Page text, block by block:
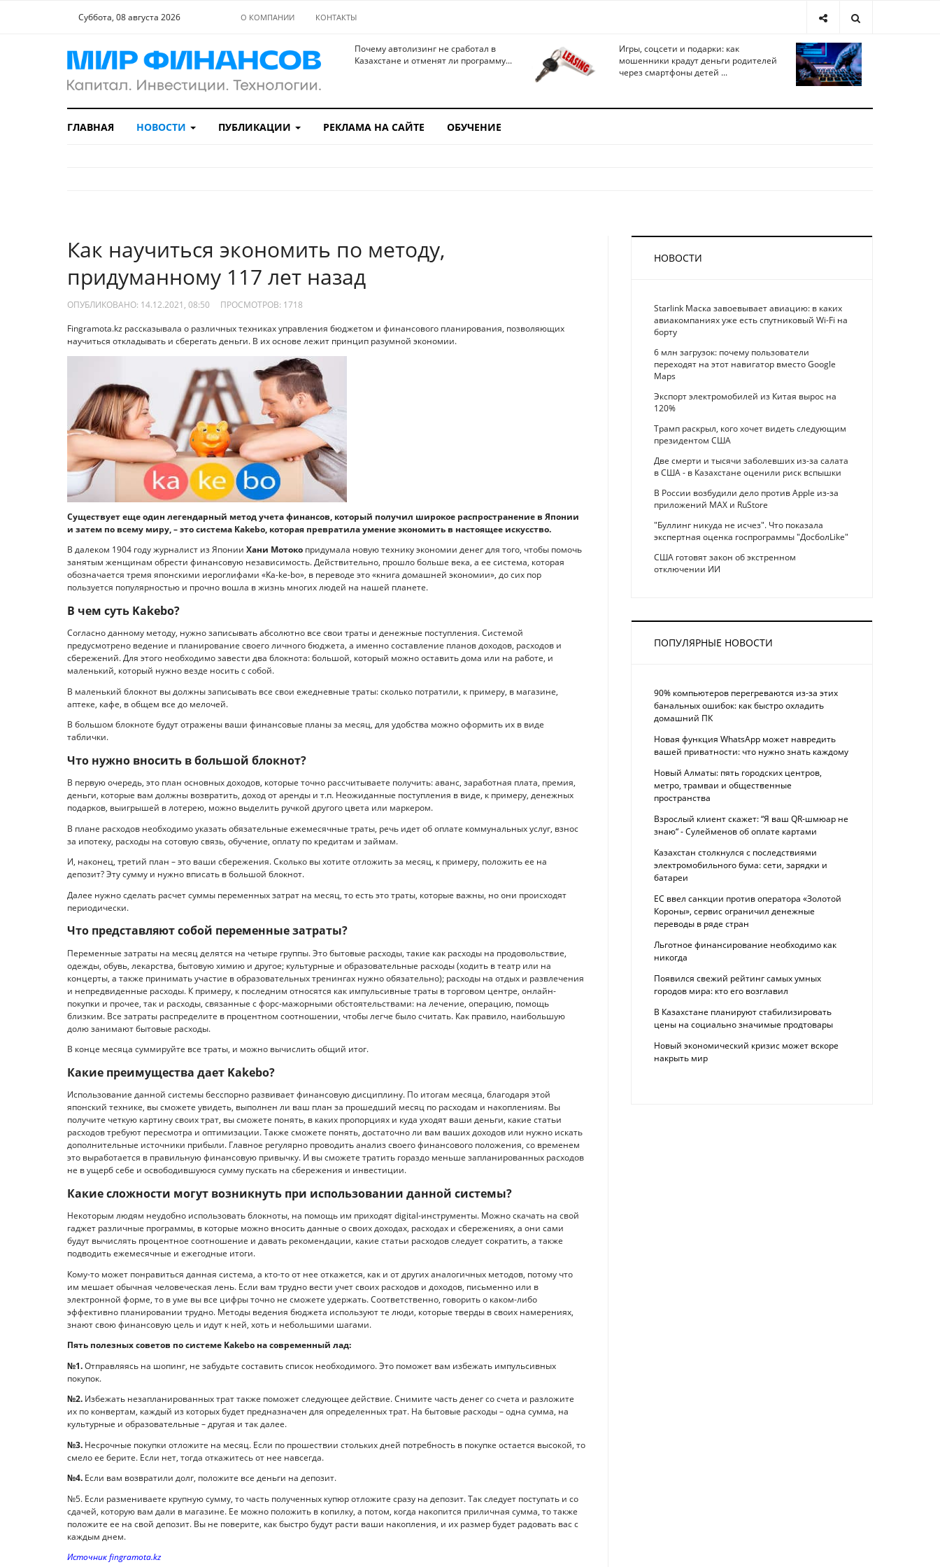
Суббота, 08 августа 2026 О КОМПАНИИ КОНТАКТЫ
Почему автолизинг не сработал в
Казахстане и отменят ли программу...
Игры, соцсети и подарки: как
мошенники крадут деньги родителей
через смартфоны детей ...
ГЛАВНАЯ НОВОСТИ ПУБЛИКАЦИИ РЕКЛАМА НА САЙТЕ ОБУЧЕНИЕ
Как научиться экономить по методу,
придуманному 117 лет назад
ОПУБЛИКОВАНО: 14.12.2021, 08:50 ПРОСМОТРОВ: 1718
Fingramota.kz рассказывала о различных техниках управления бюджетом и финансового планирования, позволяющих
научиться откладывать и сберегать деньги. В их основе лежит принцип разумной экономии.
Существует еще один легендарный метод учета финансов, который получил широкое распространение в Японии
и затем по всему миру, – это система Kakebo, которая превратила умение экономить в настоящее искусство.
В далеком 1904 году журналист из Японии Хани Мотоко придумала новую технику экономии денег для того, чтобы помочь
занятым женщинам обрести финансовую независимость. Действительно, прошло больше века, а ее система, которая
обозначается тремя японскими иероглифами «Ka-ke-bo», в переводе это «книга домашней экономии», до сих пор
пользуется популярностью и прочно вошла в жизнь многих людей на нашей планете.
В чем суть Kakebo?
Согласно данному методу, нужно записывать абсолютно все свои траты и денежные поступления. Системой
предусмотрено ведение и планирование своего личного бюджета, а именно составление планов доходов, расходов и
сбережений. Для этого необходимо завести два блокнота: большой, который можно оставить дома или на работе, и
маленький, который нужно везде носить с собой.
В маленький блокнот вы должны записывать все свои ежедневные траты: сколько потратили, к примеру, в магазине,
аптеке, кафе, в общем все до мелочей.
В большом блокноте будут отражены ваши финансовые планы за месяц, для удобства можно оформить их в виде
таблички.
Что нужно вносить в большой блокнот?
В первую очередь, это план основных доходов, которые точно рассчитываете получить: аванс, заработная плата, премия,
деньги, которые вам должны возвратить, доход от аренды и т.п. Неожиданные поступления в виде, к примеру, денежных
подарков, выигрышей в лотерею, можно выделить ручкой другого цвета или маркером.
В плане расходов необходимо указать обязательные ежемесячные траты, речь идет об оплате коммунальных услуг, взнос
за ипотеку, расходы на сотовую связь, обучение, оплату по кредитам и займам.
И, наконец, третий план – это ваши сбережения. Сколько вы хотите отложить за месяц, к примеру, положить ее на
депозит? Эту сумму и нужно вписать в большой блокнот.
Далее нужно сделать расчет суммы переменных затрат на месяц, то есть это траты, которые важны, но они происходят
периодически.
Что представляют собой переменные затраты?
Переменные затраты на месяц делятся на четыре группы. Это бытовые расходы, такие как расходы на продовольствие,
одежды, обувь, лекарства, бытовую химию и другое; культурные и образовательные расходы (ходить в театр или на
концерты, а также принимать участие в образовательных тренингах нужно обязательно); расходы на отдых и развлечения
и непредвиденные расходы. К примеру, к последним относятся как импульсивные траты в торговом центре, онлайн-
покупки и прочее, так и расходы, связанные с форс-мажорными обстоятельствами: на лечение, операцию, помощь
близким. Все затраты распределите в процентном соотношении, чтобы легче было считать. Как правило, наибольшую
долю занимают бытовые расходы.
В конце месяца суммируйте все траты, и можно вычислить общий итог.
Какие преимущества дает Kakebo?
Использование данной системы бесспорно развивает финансовую дисциплину. По итогам месяца, благодаря этой
японский технике, вы сможете увидеть, выполнен ли ваш план за прошедший месяц по расходам и накоплениям. Вы
получите четкую картину своих трат, вы сможете понять, в каких пропорциях и куда уходят ваши деньги, какие статьи
расходов требуют пересмотра и оптимизации. Также сможете понять, достаточно ли вам ваших доходов или нужно искать
дополнительные источники прибыли. Главное регулярно проводить анализ своего финансового положения, со временем
это выработается в правильную финансовую привычку. И вы сможете тратить гораздо меньше запланированных расходов
не в ущерб себе и освободившуюся сумму пускать на сбережения и инвестиции.
Какие сложности могут возникнуть при использовании данной системы?
Некоторым людям неудобно использовать блокноты, на помощь им приходят digital-инструменты. Можно скачать на свой
гаджет различные программы, в которые можно вносить данные о своих доходах, расходах и сбережениях, а они сами
будут вычислять процентное соотношение и давать рекомендации, какие статьи расходов следует сократить, а также
подводить ежемесячные и ежегодные итоги.
Кому-то может понравиться данная система, а кто-то от нее откажется, как и от других аналогичных методов, потому что
им мешает обычная человеческая лень. Если вам трудно вести учет своих расходов и доходов, письменно или в
электронной форме, то в уме вы все цифры точно не сможете удержать. Соответственно, говорить о каком-либо
эффективно планировании трудно. Методы ведения бюджета используют те люди, которые тверды в своих намерениях,
знают свою финансовую цель и идут к ней, хоть и небольшими шагами.
Пять полезных советов по системе Kakebo на современный лад:
№1.Отправляясь на шопинг, не забудьте составить список необходимого. Это поможет вам избежать импульсивных
покупок.
№2. Избежать незапланированных трат также поможет следующее действие. Снимите часть денег со счета и разложите
их по конвертам, каждый из которых будет предназначен для определенных трат. На бытовые расходы – одна сумма, на
культурные и образовательные – другая и так далее.
№3. Несрочные покупки отложите на месяц. Если по прошествии стольких дней потребность в покупке остается высокой, то
смело ее берите. Если нет, тогда откажитесь от нее навсегда.
№4. Если вам возвратили долг, положите все деньги на депозит.
№5. Если размениваете крупную сумму, то часть полученных купюр отложите сразу на депозит. Так следует поступать и со
сдачей, которую вам дали в магазине. Ее можно положить в копилку, а потом, когда накопится приличная сумма, то также
положите ее на свой депозит. Вы не поверите, как быстро будут расти ваши накопления, и их размер будет радовать вас с
каждым днем.
Источник fingramota.kz
НОВОСТИ
Starlink Маска завоевывает авиацию: в каких
авиакомпаниях уже есть спутниковый Wi-Fi на
борту
6 млн загрузок: почему пользователи
переходят на этот навигатор вместо Google
Maps
Экспорт электромобилей из Китая вырос на
120%
Трамп раскрыл, кого хочет видеть следующим
президентом США
Две смерти и тысячи заболевших из-за салата
в США - в Казахстане оценили риск вспышки
В России возбудили дело против Apple из-за
приложений MAX и RuStore
"Буллинг никуда не исчез". Что показала
экспертная оценка госпрограммы "ДосболLike"
США готовят закон об экстренном
отключении ИИ
ПОПУЛЯРНЫЕ НОВОСТИ
90% компьютеров перегреваются из-за этих
банальных ошибок: как быстро охладить
домашний ПК
Новая функция WhatsApp может навредить
вашей приватности: что нужно знать каждому
Новый Алматы: пять городских центров,
метро, трамваи и общественные
пространства
Взрослый клиент скажет: “Я ваш QR-шмюар не
знаю“ - Сулейменов об оплате картами
Казахстан столкнулся с последствиями
электромобильного бума: сети, зарядки и
батареи
ЕС ввел санкции против оператора «Золотой
Короны», сервис ограничил денежные
переводы в ряде стран
Льготное финансирование необходимо как
никогда
Появился свежий рейтинг самых умных
городов мира: кто его возглавил
В Казахстане планируют стабилизировать
цены на социально значимые продтовары
Новый экономический кризис может вскоре
накрыть мир